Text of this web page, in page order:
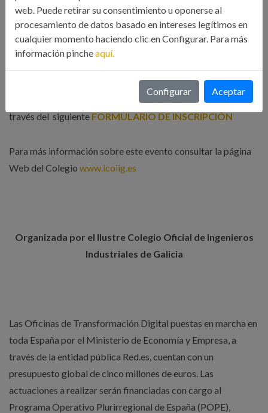
Las personas interesadas en asistir deberán de comunicarlo a
través del siguienteFORMULARIO DE INSCRIPCIÓN
Para más información sobre este evento consultar la página
Web del Colegio www.icoiig.es
Organizada por el Ilustre Colegio Oficial de Ingenieros
Industriales de Galicia
Las Oficinas de Transformación Digital puestas en marcha en
toda España por el Ministerio de Economía y Empresa, a
través de la entidad pública Red.es, cuentan con un
presupuesto global de cinco millones de euros. Las
actuaciones a realizar serán financiadas con cargo al
Programa Operativo Plurirregional de España (POPE),
web. Puede retirar su consentimiento u oponerse al
procesamiento de datos basado en intereses legítimos en
cualquier momento haciendo clic en Configurar. Para más
información pincheaquí.
Configurar Aceptar